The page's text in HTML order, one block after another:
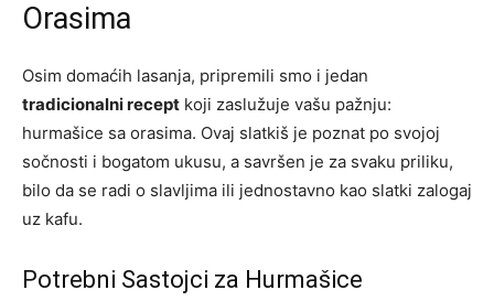
Orasima
Osim domaćih lasanja, pripremili smo i jedan
tradicionalni recept koji zaslužuje vašu pažnju:
hurmašice sa orasima. Ovaj slatkiš je poznat po svojoj
sočnosti i bogatom ukusu, a savršen je za svaku priliku,
bilo da se radi o slavljima ili jednostavno kao slatki zalogaj
uz kafu.
Potrebni Sastojci za Hurmašice